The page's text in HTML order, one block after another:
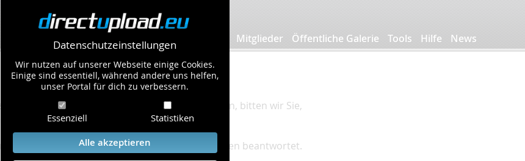
Datenschutzeinstellungen
Wir nutzen auf unserer Webseite einige Cookies.
Einige sind essentiell, während andere uns helfen,
unser Portal für dich zu verbessern.
Essenziell Statistiken
Alle akzeptieren
Mitglieder Öffentliche Galerie Tools Hilfe News
Bearbeitung Ihres Problems zu gewährleisten, bitten wir Sie,
einzuhalten.
unserer
Hilfe Seite, die die häufig gestellten Fragen beantwortet.